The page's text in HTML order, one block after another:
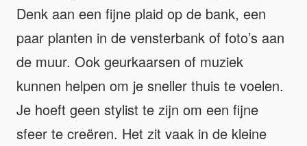
Denk aan een fijne plaid op de bank, een
paar planten in de vensterbank of foto’s aan
de muur. Ook geurkaarsen of muziek
kunnen helpen om je sneller thuis te voelen.
Je hoeft geen stylist te zijn om een fijne
sfeer te creëren. Het zit vaak in de kleine